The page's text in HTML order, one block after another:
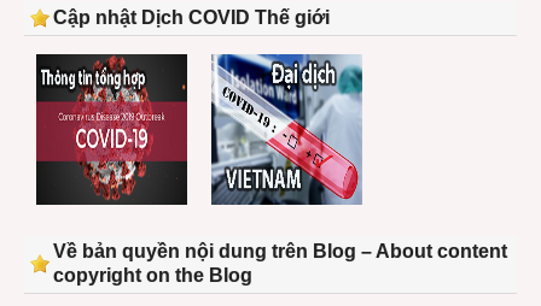
Cập nhật Dịch COVID Thế giới
Về bản quyền nội dung trên Blog – About content
copyright on the Blog